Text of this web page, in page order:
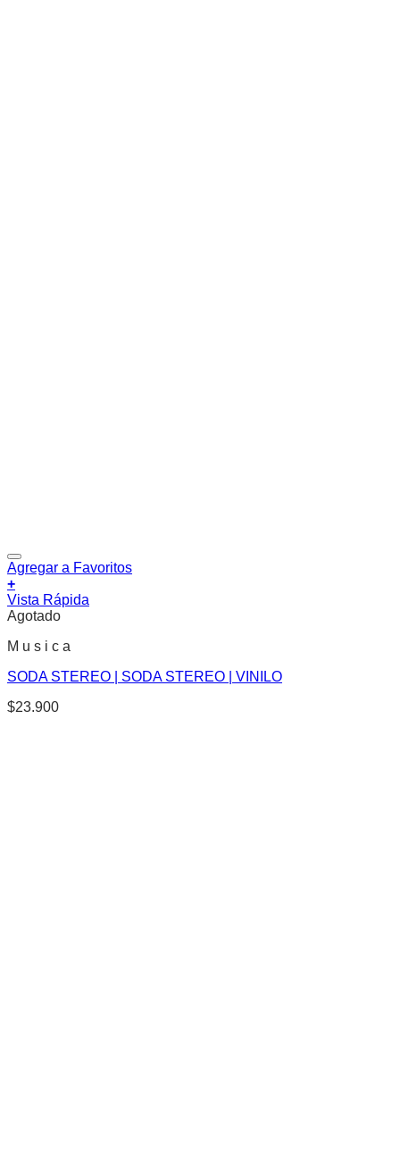
Agregar a Favoritos
+
Vista Rápida
Agotado
M u s i c a
SODA STEREO | SODA STEREO | VINILO
$23.900